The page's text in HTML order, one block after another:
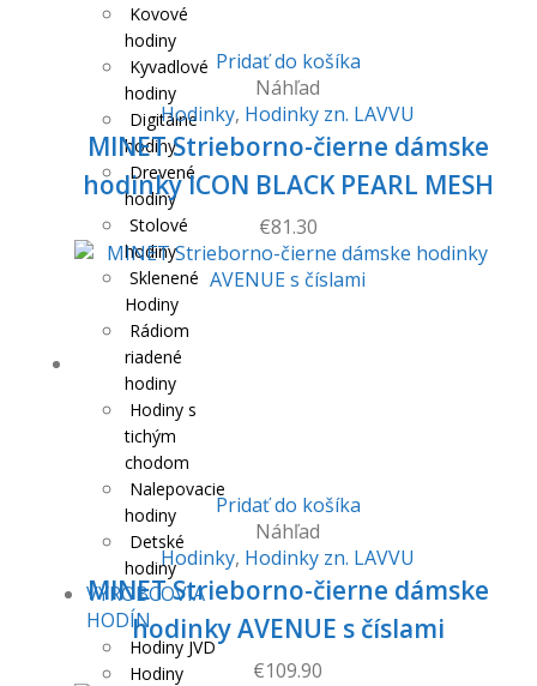
Kovové
hodiny
Kyvadlové
hodiny
Digitálne
hodiny
Drevené
hodiny
Stolové
hodiny
Sklenené
Hodiny
Rádiom
riadené
hodiny
Hodiny s
tichým
chodom
Nalepovacie
hodiny
Detské
hodiny
VÝROBCOVIA
HODÍN
Hodiny JVD
Hodiny
Pridať do košíka
Náhľad
Hodinky, Hodinky zn. LAVVU
MINET Strieborno-čierne dámske
hodinky ICON BLACK PEARL MESH
€81.30
Pridať do košíka
Náhľad
Hodinky, Hodinky zn. LAVVU
MINET Strieborno-čierne dámske
hodinky AVENUE s číslami
€109.90